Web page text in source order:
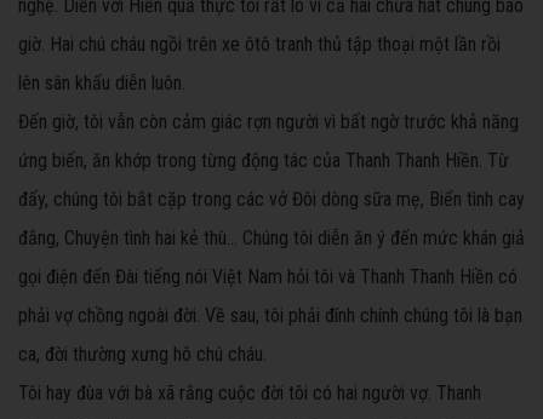
nghệ. Diễn với Hiền quả thực tôi rất lo vì cả hai chưa hát chung bao
giờ. Hai chú cháu ngồi trên xe ôtô tranh thủ tập thoại một lần rồi
lên sân khấu diễn luôn.
Đến giờ, tôi vẫn còn cảm giác rợn người vì bất ngờ trước khả năng
ứng biến, ăn khớp trong từng động tác của Thanh Thanh Hiền. Từ
đấy, chúng tôi bắt cặp trong các vở Đôi dòng sữa mẹ, Biển tình cay
đắng, Chuyện tình hai kẻ thù... Chúng tôi diễn ăn ý đến mức khán giả
gọi điện đến Đài tiếng nói Việt Nam hỏi tôi và Thanh Thanh Hiền có
phải vợ chồng ngoài đời. Về sau, tôi phải đính chính chúng tôi là bạn
ca, đời thường xưng hô chú cháu.
Tôi hay đùa với bà xã rằng cuộc đời tôi có hai người vợ. Thanh